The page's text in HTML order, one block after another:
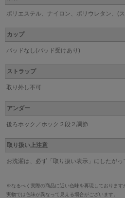
ポリエステル、ナイロン、ポリウレタン、(ス
カップ
パッドなし(パッド受けあり)
ストラップ
取り外し不可
アンダー
後ろホック／ホック２段２調節
取り扱い上注意
お洗濯は、必ず「取り扱い表示」にしたがっ
※なるべく実際の商品に近い色味を再現しております
実物では色味が異なって見える場合がございます。